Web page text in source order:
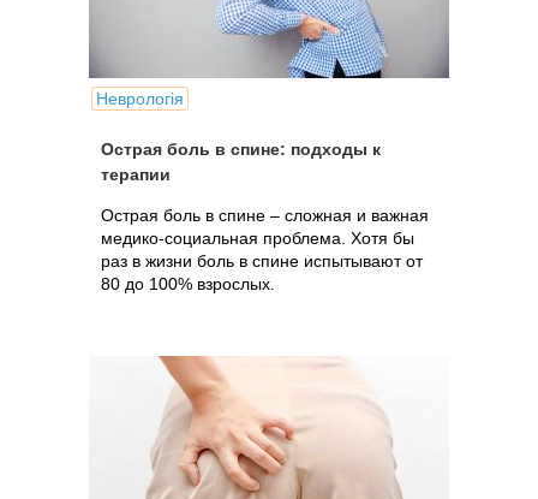
Неврологія
Острая боль в спине: подходы к
терапии
Острая боль в спине – сложная и важная
медико-социальная проблема. Хотя бы
раз в жизни боль в спине испытывают от
80 до 100% взрослых.